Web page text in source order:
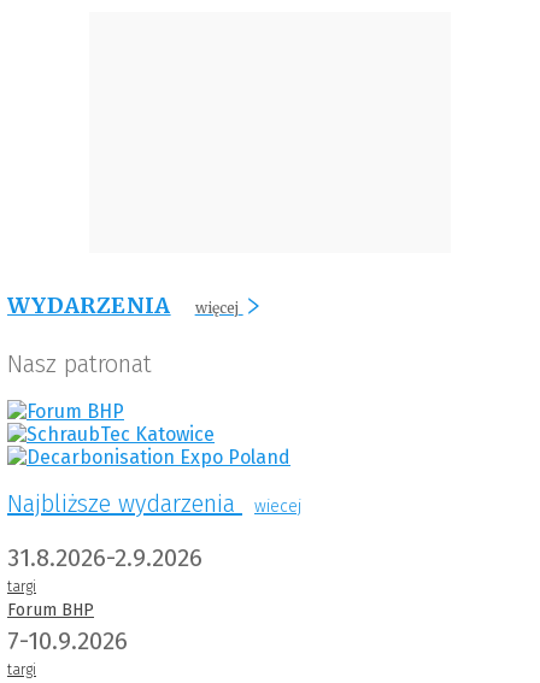
WYDARZENIA więcej
Nasz patronat
Najbliższe wydarzenia wiecej
31.8.2026-2.9.2026
targi
Forum BHP
7-10.9.2026
targi